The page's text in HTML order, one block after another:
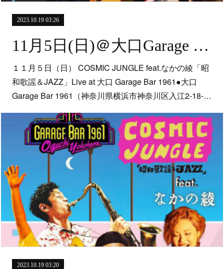
2023.10.19 03:26
11月5日(日)＠大口Garage Bar1961
１１月５日（日） COSMIC JUNGLE feat.なかの綾「昭
和歌謡＆JAZZ」Live at 大口 Garage Bar 1961●大口
Garage Bar 1961（神奈川県横浜市神奈川区入江2-18-…
2023.10.19 03:20